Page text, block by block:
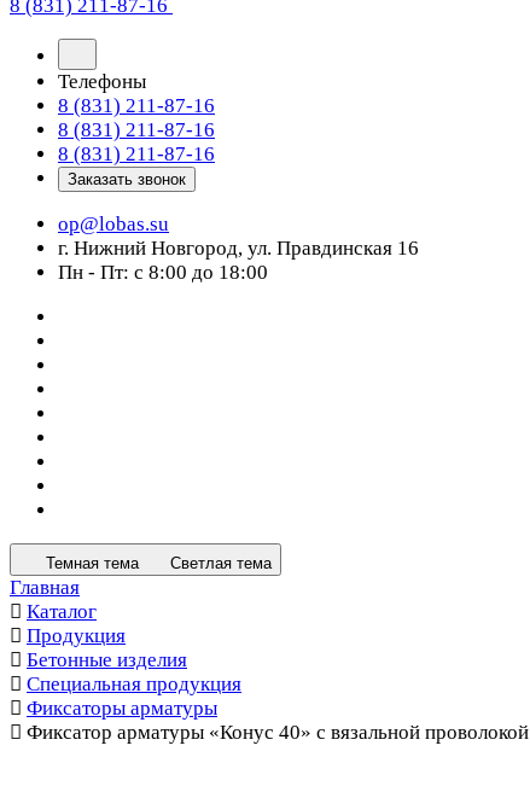
8 (831) 211-87-16
Телефоны
8 (831) 211-87-16
8 (831) 211-87-16
8 (831) 211-87-16
Заказать звонок
op@lobas.su
г. Нижний Новгород, ул. Правдинская 16
Пн - Пт: с 8:00 до 18:00
Темная тема Светлая тема
Главная
Каталог
Продукция
Бетонные изделия
Специальная продукция
Фиксаторы арматуры
Фиксатор арматуры «Конус 40» с вязальной проволокой